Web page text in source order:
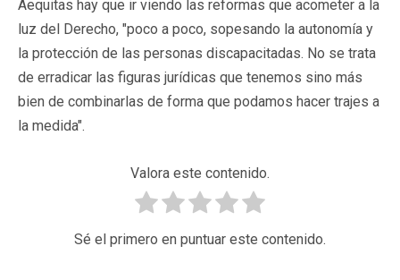
Aequitas hay que ir viendo las reformas que acometer a la
luz del Derecho, "poco a poco, sopesando la autonomía y
la protección de las personas discapacitadas. No se trata
de erradicar las figuras jurídicas que tenemos sino más
bien de combinarlas de forma que podamos hacer trajes a
la medida".
Valora este contenido.
Sé el primero en puntuar este contenido.